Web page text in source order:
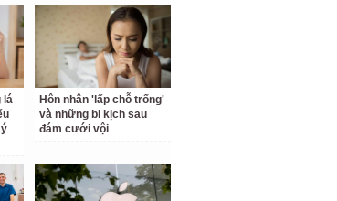
lá
Hôn nhân 'lấp chỗ trống'
và những bi kịch sau
đám cưới vội